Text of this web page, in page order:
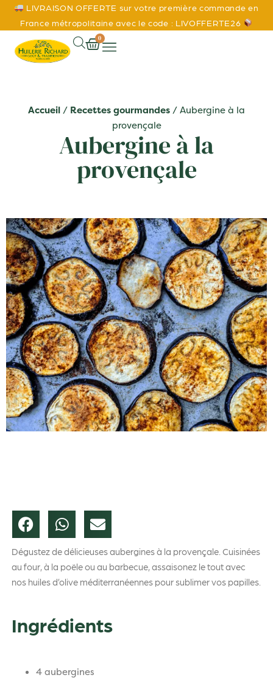
LIVRAISON OFFERTE sur votre première commande en
France métropolitaine avec le code : LIVOFFERTE26
0
Accueil / Recettes gourmandes / Aubergine à la
provençale
Aubergine à la
provençale
Dégustez de délicieuses aubergines à la provençale. Cuisinées
au four, à la poële ou au barbecue, assaisonez le tout avec
nos huiles d’olive méditerranéennes pour sublimer vos papilles.
Ingrédients
4 aubergines